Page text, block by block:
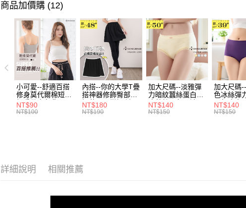
【注意事
1.本服務
用戶於交
款買賣價
2.基於同
資料（包
用，由本
3.完整用
３．收到
／ATM／
※ 請注意
絡購買商
先享後付
※ 交易是
是否繳費
付客戶支
【注意事
１．透過
交易，需
５．嚴禁
7-11取貨
每筆
付款後7-
每筆
宅配
每筆
商品加價購 (12)
小可愛--舒適百搭
修身莫代爾棉短版
細肩帶素色背心
(白.黑.灰L-2L)-
NT$90
NT$100
內搭--你的大學T疊
搭神器修飾臀部下
擺萬用內搭裙/遮臀
裙(黑2L-6L)-Q155
NT$180
NT$190
加大尺碼--淡雅彈
力暗紋蠶絲蛋白無
痕蕾絲三角內褲
(白.粉.藍.黃XL-
NT$140
NT$150
加大尺碼
色冰絲彈
臀無痕中
褲(黑.紅.
NT$140
NT$150
詳細說明 相關推薦